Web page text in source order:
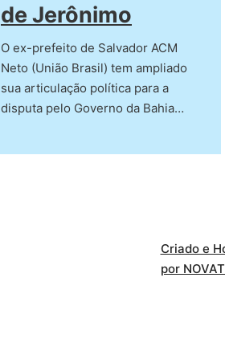
de Jerônimo
O ex-prefeito de Salvador ACM
Neto (União Brasil) tem ampliado
sua articulação política para a
disputa pelo Governo da Bahia…
Criado e
por